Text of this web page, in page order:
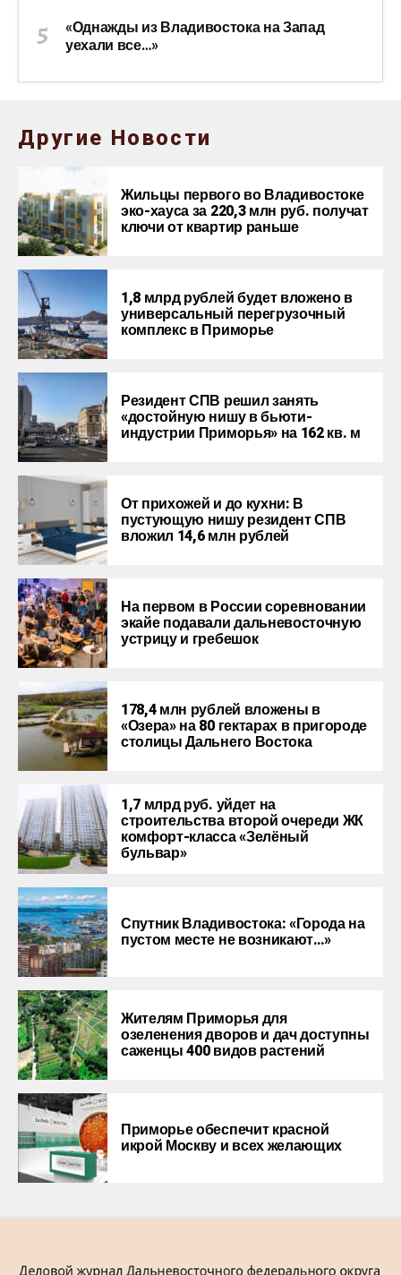
«Однажды из Владивостока на Запад
уехали все…»
Другие Новости
Жильцы первого во Владивостоке
эко-хауса за 220,3 млн руб. получат
ключи от квартир раньше
1,8 млрд рублей будет вложено в
универсальный перегрузочный
комплекс в Приморье
Резидент СПВ решил занять
«достойную нишу в бьюти-
индустрии Приморья» на 162 кв. м
От прихожей и до кухни: В
пустующую нишу резидент СПВ
вложил 14,6 млн рублей
На первом в России соревновании
экайе подавали дальневосточную
устрицу и гребешок
178,4 млн рублей вложены в
«Озера» на 80 гектарах в пригороде
столицы Дальнего Востока
1,7 млрд руб. уйдет на
строительства второй очереди ЖК
комфорт-класса «Зелёный
бульвар»
Спутник Владивостока: «Города на
пустом месте не возникают…»
Жителям Приморья для
озеленения дворов и дач доступны
саженцы 400 видов растений
Приморье обеспечит красной
икрой Москву и всех желающих